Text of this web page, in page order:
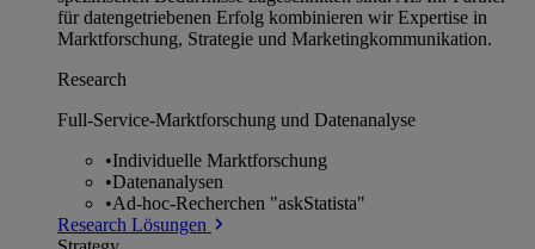
für datengetriebenen Erfolg kombinieren wir Expertise in
Marktforschung, Strategie und Marketingkommunikation.
Research
Full-Service-Marktforschung und Datenanalyse
•Individuelle Marktforschung
•Datenanalysen
•Ad-hoc-Recherchen "askStatista"
Research Lösungen